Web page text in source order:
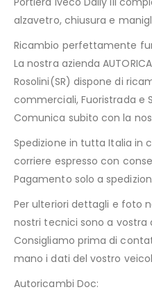
alzavetro, chiusura e
Ricambio perfettamente
La nostra azienda
Rosolini(SR) dispone di
commerciali, Fuoristrada e
Comunica subito con la
Spedizione in tutta Italia in
corriere espresso con
Pagamento solo a
Per ulteriori dettagli e foto
nostri tecnici sono a vostra
Consigliamo prima di
mano i dati del vostro
Autoricambi Doc: